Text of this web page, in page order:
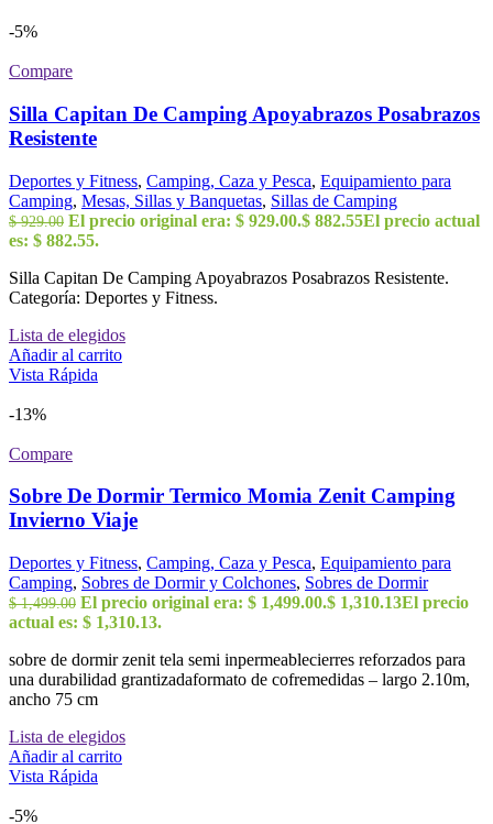
-5%
Compare
Silla Capitan De Camping Apoyabrazos Posabrazos
Resistente
Deportes y Fitness, Camping, Caza y Pesca, Equipamiento para
Camping, Mesas, Sillas y Banquetas, Sillas de Camping
$929.00 El precio original era: $ 929.00.$ 882.55El precio actual
es: $ 882.55.
Silla Capitan De Camping Apoyabrazos Posabrazos Resistente.
Categoría: Deportes y Fitness.
Lista de elegidos
Añadir al carrito
Vista Rápida
-13%
Compare
Sobre De Dormir Termico Momia Zenit Camping
Invierno Viaje
Deportes y Fitness, Camping, Caza y Pesca, Equipamiento para
Camping, Sobres de Dormir y Colchones, Sobres de Dormir
$1,499.00 El precio original era: $ 1,499.00.$ 1,310.13El precio
actual es: $ 1,310.13.
sobre de dormir zenit tela semi inpermeablecierres reforzados para
una durabilidad grantizadaformato de cofremedidas – largo 2.10m,
ancho 75 cm
Lista de elegidos
Añadir al carrito
Vista Rápida
-5%